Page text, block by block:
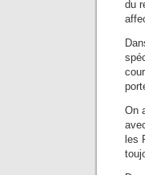
du
On
les